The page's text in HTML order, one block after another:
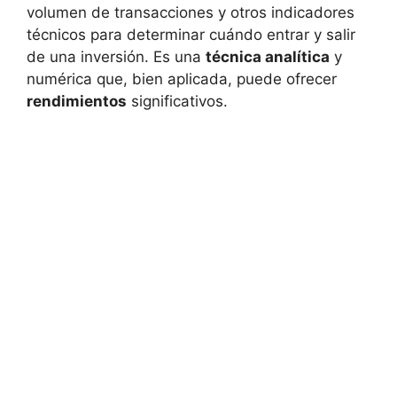
volumen de transacciones y ⁢otros indicadores
técnicos para‍ determinar ‌cuándo entrar y⁢ salir
de una inversión.⁣ Es​ una⁣ técnica analítica y
numérica que, bien⁢ aplicada, puede ofrecer
rendimientos significativos.